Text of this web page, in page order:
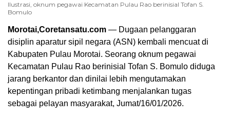
Ilustrasi, oknum pegawai Kecamatan Pulau Rao berinisial Tofan S.
Bomulo
Morotai,Coretansatu.com — Dugaan pelanggaran
disiplin aparatur sipil negara (ASN) kembali mencuat di
Kabupaten Pulau Morotai. Seorang oknum pegawai
Kecamatan Pulau Rao berinisial Tofan S. Bomulo diduga
jarang berkantor dan dinilai lebih mengutamakan
kepentingan pribadi ketimbang menjalankan tugas
sebagai pelayan masyarakat, Jumat/16/01/2026.